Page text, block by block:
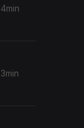
4min
3min